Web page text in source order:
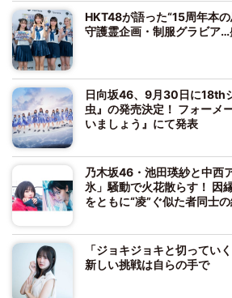
HKT48が語った“15周年本
守護霊企画・制服グラビア
日向坂46、9月30日に18th
虫』の発売決定！ フォーメ
いましょう』にて発表
乃木坂46・池田瑛紗と中西
氷」騒動で火花散らす！ 因
をともに“凌”ぐ似た者同士
「ジョキジョキと切ってい
新しい挑戦は自らの手で